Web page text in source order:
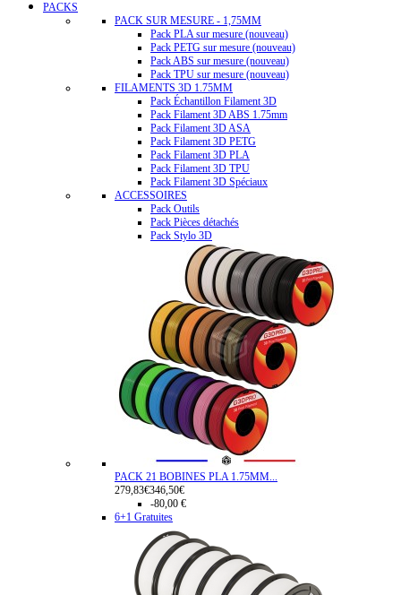
PACKS
PACK SUR MESURE - 1,75MM
Pack PLA sur mesure (nouveau)
Pack PETG sur mesure (nouveau)
Pack ABS sur mesure (nouveau)
Pack TPU sur mesure (nouveau)
FILAMENTS 3D 1.75MM
Pack Échantillon Filament 3D
Pack Filament 3D ABS 1.75mm
Pack Filament 3D ASA
Pack Filament 3D PETG
Pack Filament 3D PLA
Pack Filament 3D TPU
Pack Filament 3D Spéciaux
ACCESSOIRES
Pack Outils
Pack Pièces détachés
Pack Stylo 3D
PACK 21 BOBINES PLA 1.75MM...
279,83€346,50€
-80,00 €
6+1 Gratuites